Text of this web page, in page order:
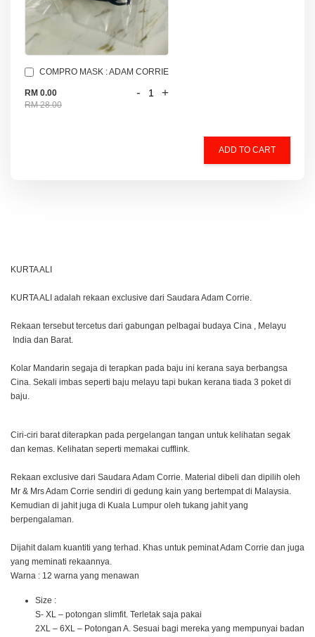
COMPRO MASK : ADAM CORRIE
RM 0.00
RM 28.00
- +
ADD TO CART
KURTA ALI
KURTA ALI adalah rekaan exclusive dari Saudara Adam Corrie.
Rekaan tersebut tercetus dari gabungan pelbagai budaya Cina , Melayu
India dan Barat.
Kolar Mandarin segaja di terapkan pada baju ini kerana saya berbangsa
Cina. Sekali imbas seperti baju melayu tapi bukan kerana tiada 3 poket di
baju.
Ciri-ciri barat diterapkan pada pergelangan tangan untuk kelihatan segak
dan kemas. Kelihatan seperti memakai cufflink.
Rekaan exclusive dari Saudara Adam Corrie. Material dibeli dan dipilih oleh
Mr & Mrs Adam Corrie sendiri di gedung kain yang bertempat di Malaysia.
Kemudian di jahit juga di Kuala Lumpur oleh tukang jahit yang
berpengalaman.
Dijahit dalam kuantiti yang terhad. Khas untuk peminat Adam Corrie dan juga
yang meminati rekaannya.
Warna : 12 warna yang menawan
Size :
S- XL – potongan slimfit. Terletak saja pakai
2XL – 6XL – Potongan A. Sesuai bagi mereka yang mempunyai badan